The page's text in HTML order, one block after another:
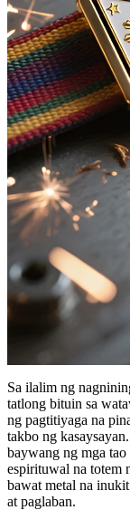
Sa ilalim ng
tatlong bituin sa
ng pagtitiyaga na
takbo ng
baywang ng mga tao
espirituwal na totem
bawat metal na
at paglaban.